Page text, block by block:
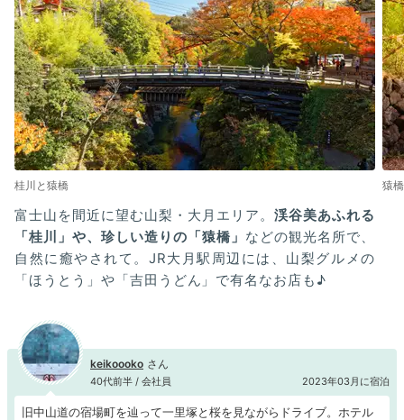
桂川と猿橋 猿橋
富士山を間近に望む山梨・大月エリア。渓谷美あふれる
「桂川」や、珍しい造りの「猿橋」 などの観光名所で、
自然に癒やされて。JR大月駅周辺には、山梨グルメの
「ほうとう」や「吉田うどん」で有名なお店も♪
keikoooko
40代前半 / 会社員 2023年03月に宿泊
旧中山道の宿場町を辿って一里塚と桜を見ながらドライブ。ホテル